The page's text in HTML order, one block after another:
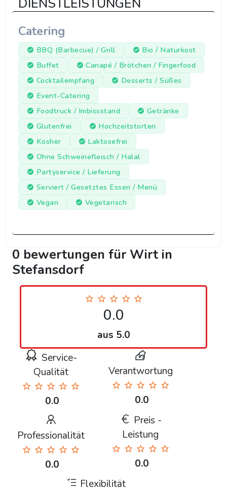
Catering
BBQ (Barbecue) / Grill
Bio / Naturkost
Buffet
Canapé / Brötchen / Fingerfood
Cocktailempfang
Desserts / Süßes
Event-Catering
Foodtruck / Imbissstand
Getränke
Glutenfrei
Hochzeitstorten
Kosher
Laktosefrei
Ohne Schweinefleisch / Halal
Partyservice / Lieferung
Serviert / Gesetztes Essen / Menü
Vegan
Vegetarisch
0 bewertungen für Wirt in
Stefansdorf
0.0
aus 5.0
Service-
Qualität
0.0
Verantwortung
0.0
Professionalität
0.0
Preis -
Leistung
0.0
Flexibilität